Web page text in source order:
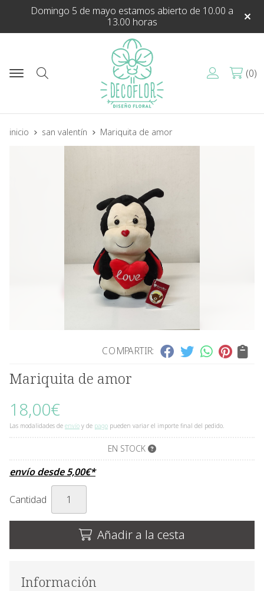
Domingo 5 de mayo estamos abierto de 10.00 a
13.00 horas
Buscar
0
inicio san valentín Mariquita de amor
COMPARTIR:
Mariquita de amor
18,00€
Las modalidades de envío y de pago pueden variar el importe final del pedido.
EN STOCK
envío desde5,00€*
Cantidad
Añadir a la cesta
Información